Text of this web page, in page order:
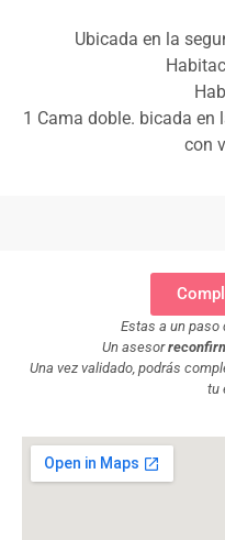
Ubicada en la
1 Cama doble. bicada en
con
Estas a un paso
Un asesor
Una vez validado, podrás
tu